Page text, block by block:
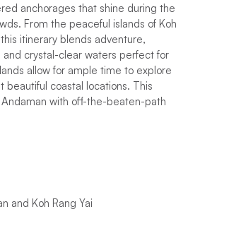
anchorages that shine during the
From the peaceful islands of Koh
itinerary blends adventure,
and crystal-clear waters perfect for
allow for ample time to explore
beautiful coastal locations. This
with off-the-beaten-path
and Koh Rang Yai